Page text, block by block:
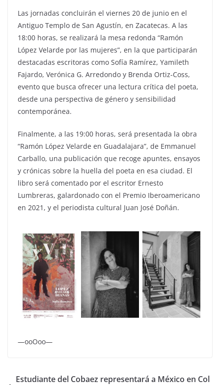
Las jornadas concluirán el viernes 20 de junio en el
Antiguo Templo de San Agustín, en Zacatecas. A las
18:00 horas, se realizará la mesa redonda “Ramón
López Velarde por las mujeres”, en la que participarán
destacadas escritoras como Sofía Ramírez, Yamileth
Fajardo, Verónica G. Arredondo y Brenda Ortiz-Coss,
evento que busca ofrecer una lectura crítica del poeta,
desde una perspectiva de género y sensibilidad
contemporánea.
Finalmente, a las 19:00 horas, será presentada la obra
“Ramón López Velarde en Guadalajara”, de Emmanuel
Carballo, una publicación que recoge apuntes, ensayos
y crónicas sobre la huella del poeta en esa ciudad. El
libro será comentado por el escritor Ernesto
Lumbreras, galardonado con el Premio Iberoamericano
en 2021, y el periodista cultural Juan José Doñán.
—ooOoo—
Estudiante del Cobaez representará a México en Col